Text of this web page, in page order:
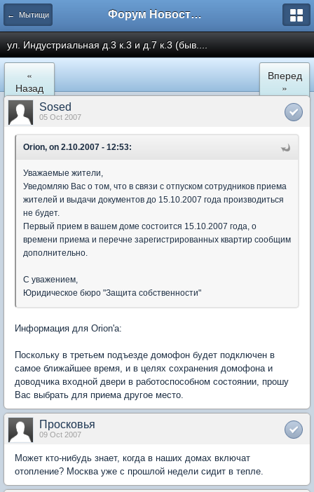
← Мытищи Форум Новостройки
ул. Индустриальная д.3 к.3 и д.7 к.3 (быв....
«
Назад
Вперед
»
Sosed
05 Oct 2007
Orion, on 2.10.2007 - 12:53:
Уважаемые жители,
Уведомляю Вас о том, что в связи с отпуском сотрудников приема
жителей и выдачи документов до 15.10.2007 года производиться
не будет.
Первый прием в вашем доме состоится 15.10.2007 года, о
времени приема и перечне зарегистрированных квартир сообщим
дополнительно.
С уважением,
Юридическое бюро "Защита собственности"
Информация для Orion'а:
Поскольку в третьем подъезде домофон будет подключен в
самое ближайшее время, и в целях сохранения домофона и
доводчика входной двери в работоспособном состоянии, прошу
Вас выбрать для приема другое место.
Просковья
09 Oct 2007
Может кто-нибудь знает, когда в наших домах включат
отопление? Москва уже с прошлой недели сидит в тепле.